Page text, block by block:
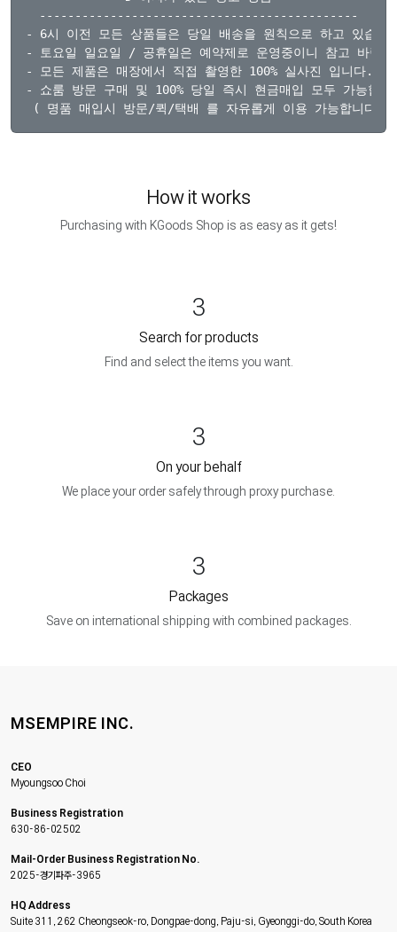
---------------------------------------------
- 6시 이전 모든 상품들은 당일 배송을 원칙으로 하고 있습니
- 토요일 일요일 / 공휴일은 예약제로 운영중이니 참고 바랍
- 모든 제품은 매장에서 직접 촬영한 100% 실사진 입니다.
- 쇼룸 방문 구매 및 100% 당일 즉시 현금매입 모두 가능합니
How it works
Purchasing with KGoods Shop is as easy as it gets!
3
Search for products
Find and select the items you want.
3
On your behalf
We place your order safely through proxy purchase.
3
Packages
Save on international shipping with combined packages.
MSEMPIRE INC.
CEO
Myoungsoo Choi
Business Registration
630-86-02502
Mail-Order Business Registration No.
2025-경기파주-3965
HQ Address
Suite 311, 262 Cheongseok-ro, Dongpae-dong, Paju-si, Gyeonggi-do, South Korea